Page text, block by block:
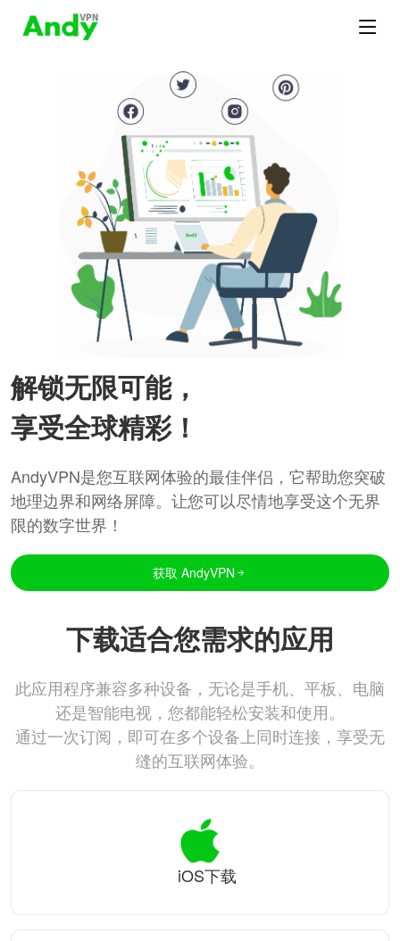
解锁无限可能，
享受全球精彩！
AndyVPN是您互联网体验的最佳伴侣，它帮助您突破
地理边界和网络屏障。让您可以尽情地享受这个无界
限的数字世界！
获取 AndyVPN
下载适合您需求的应用
此应用程序兼容多种设备，无论是手机、平板、电脑
还是智能电视，您都能轻松安装和使用。
通过一次订阅，即可在多个设备上同时连接，享受无
缝的互联网体验。
iOS下载